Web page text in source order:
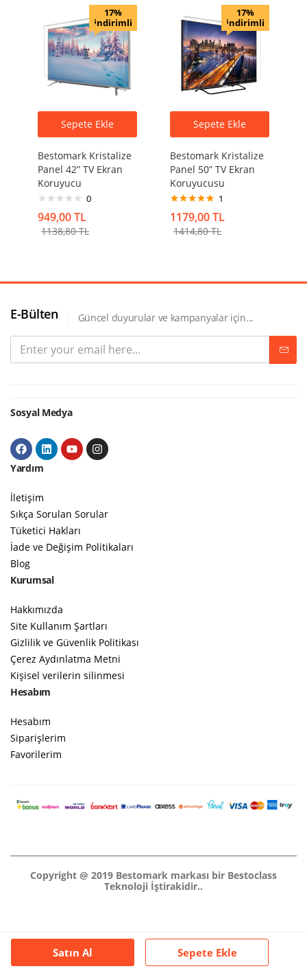
Satın Al Sepete Ekle
17%
indirimli
Sepete Ekle
Bestomark Kristalize
Panel 42” TV Ekran
Koruyucu
0
949,00TL
1138,80TL
17%
indirimli
Sepete Ekle
Bestomark Kristalize
Panel 50” TV Ekran
Koruyucusu
5.00oy aldı
1
1179,00TL
1414,80TL
E-Bülten Güncel duyurular ve kampanyalar için...
Sosyal Medya
Yardım
İletişim
Sıkça Sorulan Sorular
Tüketici Hakları
İade ve Değişim Politikaları
Blog
Kurumsal
Hakkımızda
Site Kullanım Şartları
Gizlilik ve Güvenlik Politikası
Çerez Aydınlatma Metni
Kişisel verilerin silinmesi
Hesabım
Hesabım
Siparişlerim
Favorilerim
Copyright @ 2019 Bestomark markası bir Bestoclass
Teknoloji İştirakidir..